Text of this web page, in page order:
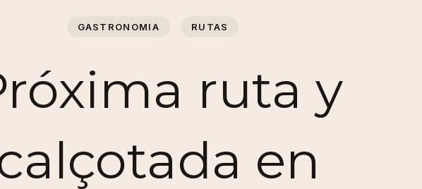
GASTRONOMIA RUTAS
ruta y
en